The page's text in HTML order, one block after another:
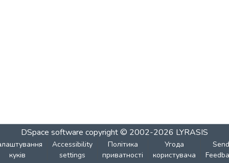
DSpace software copyright © 2002-2026 LYRASIS
куків
Accessibility
settings
Політика
приватності
Угода
користувача
Send